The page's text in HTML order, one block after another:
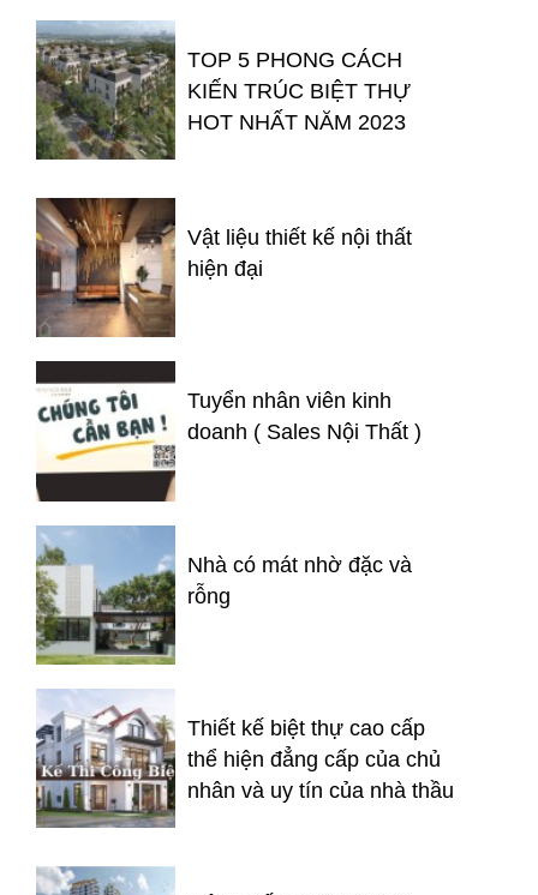
TOP 5 PHONG CÁCH
KIẾN TRÚC BIỆT THỰ
HOT NHẤT NĂM 2023
Vật liệu thiết kế nội thất
hiện đại
Tuyển nhân viên kinh
doanh ( Sales Nội Thất )
Nhà có mát nhờ đặc và
rỗng
Thiết kế biệt thự cao cấp
thể hiện đẳng cấp của chủ
nhân và uy tín của nhà thầu